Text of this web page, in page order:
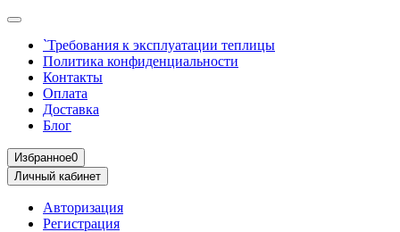
`Требования к эксплуатации теплицы
Политика конфиденциальности
Контакты
Оплата
Доставка
Блог
Избранное0
Личный кабинет
Авторизация
Регистрация